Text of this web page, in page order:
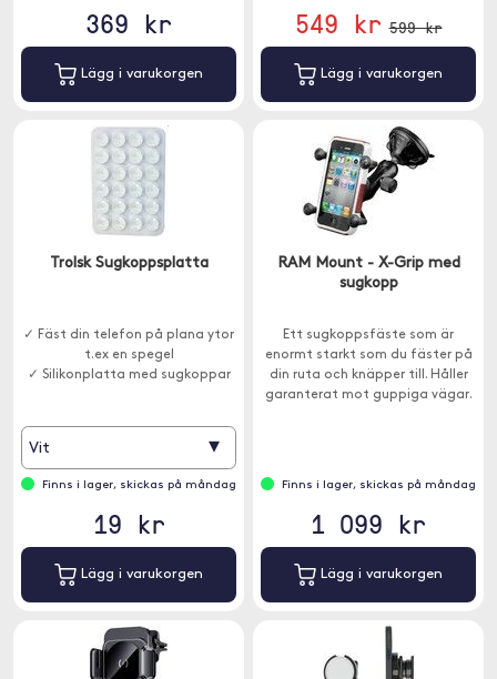
369 kr
Lägg i varukorgen
549 kr 599 kr
Lägg i varukorgen
Trolsk Sugkoppsplatta
✓ Fäst din telefon på plana ytor
t.ex en spegel
✓ Silikonplatta med sugkoppar
Vit ▾
Finns i lager, skickas på måndag
19 kr
Lägg i varukorgen
RAM Mount - X-Grip med
sugkopp
Ett sugkoppsfäste som är
enormt starkt som du fäster på
din ruta och knäpper till. Håller
garanterat mot guppiga vägar.
Finns i lager, skickas på måndag
1 099 kr
Lägg i varukorgen